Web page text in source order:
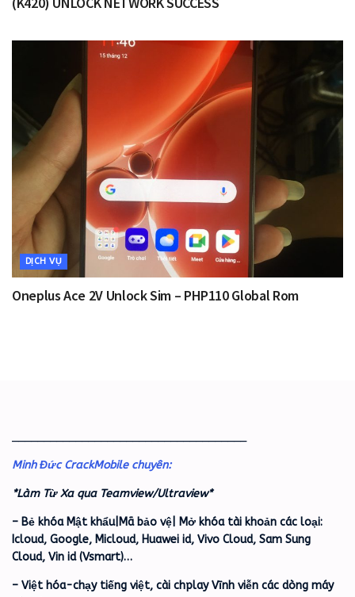
DỊCH VỤ
Oneplus Ace 2V Unlock Sim – PHP110 Global Rom
Minh Đức CrackMobile chuyên:
*Làm Từ Xa qua Teamview/Ultraview*
– Bẻ khóa Mật khẩu|Mã bảo vệ| Mở khóa tài khoản các loại:
Icloud, Google, Micloud, Huawei id, Vivo Cloud, Sam Sung
Cloud, Vin id (Vsmart)…
– Việt hóa-chạy tiếng việt, cài chplay Vĩnh viễn các dòng máy